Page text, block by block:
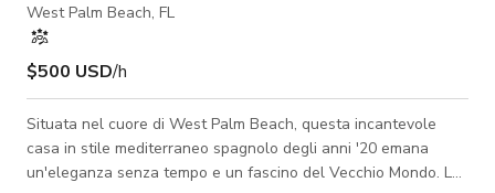
West Palm Beach, FL
$500 USD/h
Situata nel cuore di West Palm Beach, questa incantevole
casa in stile mediterraneo spagnolo degli anni '20 emana
un'eleganza senza tempo e un fascino del Vecchio Mondo. La